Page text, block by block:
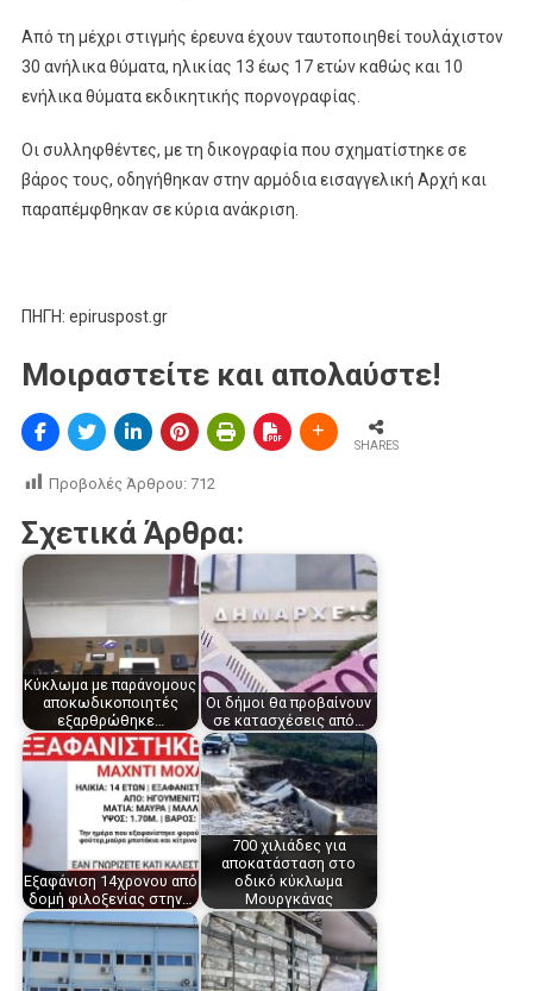
Από τη μέχρι στιγμής έρευνα έχουν ταυτοποιηθεί τουλάχιστον
30 ανήλικα θύματα, ηλικίας 13 έως 17 ετών καθώς και 10
ενήλικα θύματα εκδικητικής πορνογραφίας.
Οι συλληφθέντες, με τη δικογραφία που σχηματίστηκε σε
βάρος τους, οδηγήθηκαν στην αρμόδια εισαγγελική Αρχή και
παραπέμφθηκαν σε κύρια ανάκριση.
ΠΗΓΗ: epiruspost.gr
Μοιραστείτε και απολαύστε!
SHARES
Προβολές Άρθρου: 712
Σχετικά Άρθρα:
Κύκλωμα με παράνομους
αποκωδικοποιητές
εξαρθρώθηκε…
Οι δήμοι θα προβαίνουν
σε κατασχέσεις από…
Εξαφάνιση 14χρονου από
δομή φιλοξενίας στην…
700 χιλιάδες για
αποκατάσταση στο
οδικό κύκλωμα
Μουργκάνας